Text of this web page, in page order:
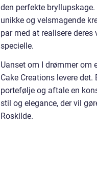
den perfekte
unikke og velsmagende
par med at realisere
specielle.
Uanset om I drømmer om
Cake Creations levere
portefølje og aftale en
stil og elegance, der vil
Roskilde.